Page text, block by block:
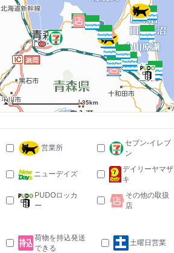
35km
営業所
セブン-イレブ
ン
ニューデイズ
デイリーヤマザ
キ
PUDOロッカ
ー
その他の取扱
店
荷物を持込発送
できる
土曜日営業